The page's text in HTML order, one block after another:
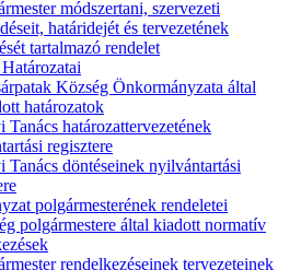
módszertani, szervezeti
határidejét és tervezetének
tartalmazó rendelet
Község Önkormányzata által
határozatok
Tanács határozattervezetének
regisztere
Tanács döntéseinek nyilvántartási
polgármesterének rendeletei
polgármestere által kiadott normatív
rendelkezéseinek tervezeteinek